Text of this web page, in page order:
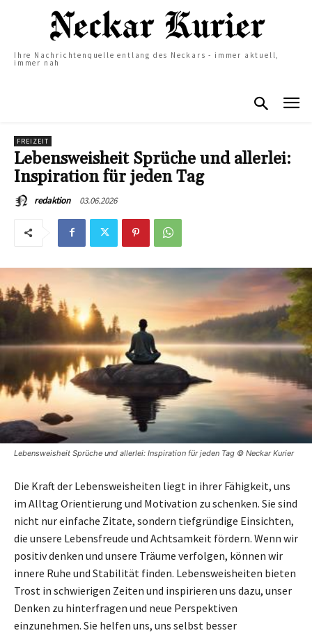
Ihre Nachrichtenquelle entlang des Neckars - immer aktuell,
immer nah
FREIZEIT
Lebensweisheit Sprüche und allerlei:
Inspiration für jeden Tag
redaktion 03.06.2026
Lebensweisheit Sprüche und allerlei: Inspiration für jeden Tag © Neckar Kurier
Die Kraft der Lebensweisheiten liegt in ihrer Fähigkeit, uns
im Alltag Orientierung und Motivation zu schenken. Sie sind
nicht nur einfache Zitate, sondern tiefgründige Einsichten,
die unsere Lebensfreude und Achtsamkeit fördern. Wenn wir
positiv denken und unsere Träume verfolgen, können wir
innere Ruhe und Stabilität finden. Lebensweisheiten bieten
Trost in schwierigen Zeiten und inspirieren uns dazu, unser
Denken zu hinterfragen und neue Perspektiven
einzunehmen. Sie helfen uns, uns selbst besser